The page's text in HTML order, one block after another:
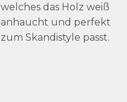
welches das Holz weiß
anhaucht und perfekt
zum Skandistyle passt.